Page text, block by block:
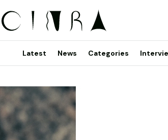
Latest News Categories